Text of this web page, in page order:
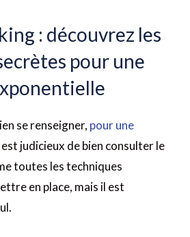
: découvrez les
pour une
se renseigner, pour une
est judicieux de bien consulter le
toutes les techniques
en place, mais il est